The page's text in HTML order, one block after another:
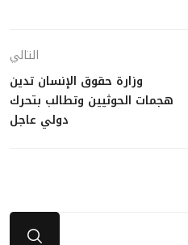
التالي
وزارة حقوق الإنسان تدين
هجمات الحوثيين وتطالب بتحرك
دولي عاجل